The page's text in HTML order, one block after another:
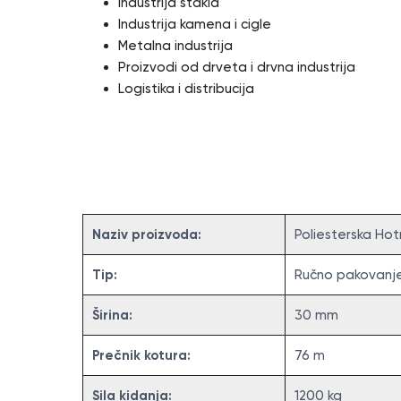
Industrija kamena i cigle
Metalna industrija
Proizvodi od drveta i drvna industrija
Logistika i distribucija
Naziv proizvoda: Poliesterska
Tip: Ručno
Širina: 30 mm
Prečnik kotura: 76 m
Sila kidanja: 1200 kg